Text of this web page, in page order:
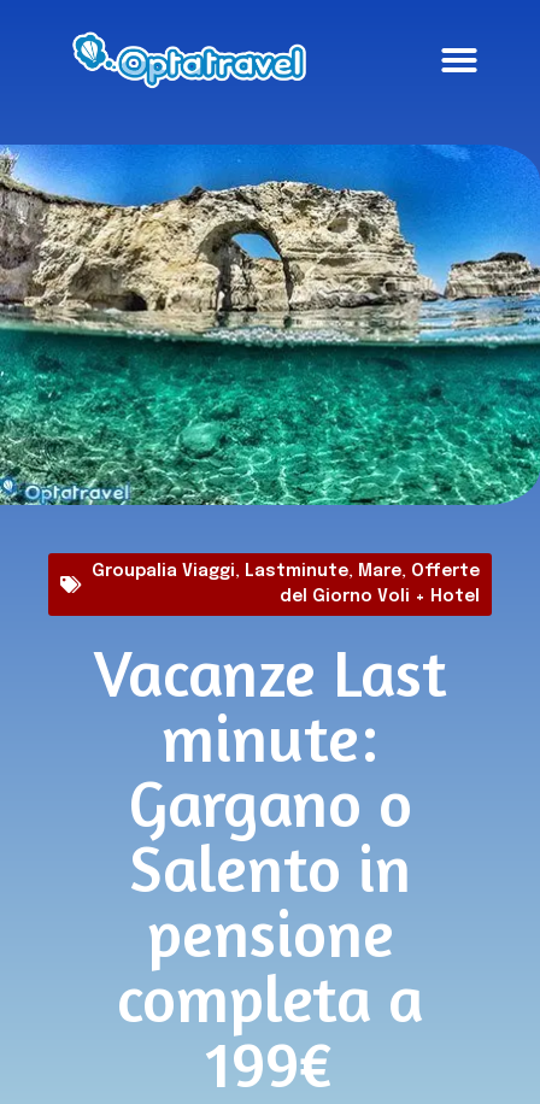
Groupalia Viaggi, Lastminute, Mare, Offerte
del Giorno Voli + Hotel
Vacanze Last
minute:
Gargano o
Salento in
pensione
completa a
199€